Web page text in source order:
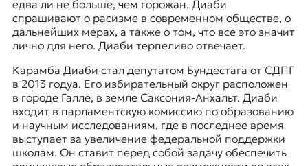
едва ли не больше, чем горожан. Диаби
спрашивают о расизме в современном обществе, о
дальнейших мерах, а также о том, что все это значит
лично для него. Диаби терпеливо отвечает.
Карамба Диаби стал депутатом Бундестага от СДПГ
в 2013 годуа. Его избирательный округ расположен
в городе Галле, в землеСаксония-Анхальт. Диаби
входит в парламентскую комиссию по образованию
и научным исследованиям, где в последнее время
выступает за увеличение федеральной поддержки
школам. Он ставит перед собой задачу обеспечить